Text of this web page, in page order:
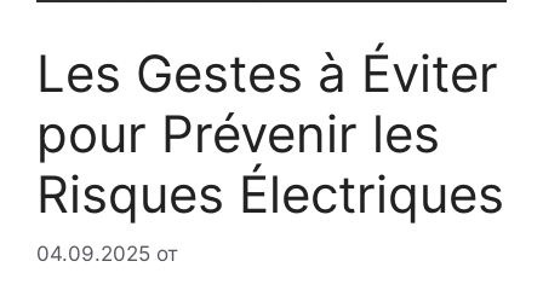
Les Gestes à Éviter
pour Prévenir les
Risques Électriques
04.09.2025 от